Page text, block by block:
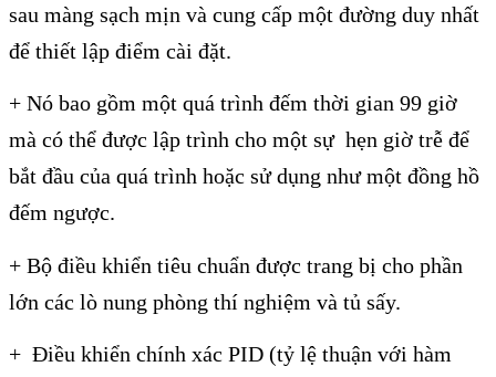
sau màng sạch mịn và cung cấp một đường duy nhất
để thiết lập điểm cài đặt.
+ Nó bao gồm một quá trình đếm thời gian 99 giờ
mà có thể được lập trình cho một sự hẹn giờ trễ để
bắt đầu của quá trình hoặc sử dụng như một đồng hồ
đếm ngược.
+ Bộ điều khiển tiêu chuẩn được trang bị cho phần
lớn các lò nung phòng thí nghiệm và tủ sấy.
+ Điều khiển chính xác PID (tỷ lệ thuận với hàm